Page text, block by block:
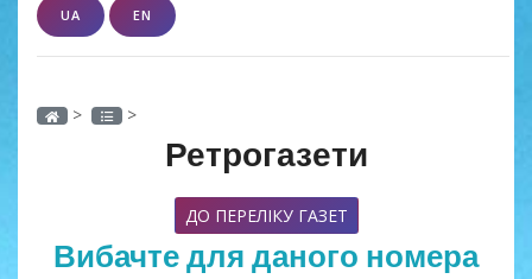
UA EN
> >
Ретрогазети
ДО ПЕРЕЛІКУ ГАЗЕТ
Вибачте для даного номера